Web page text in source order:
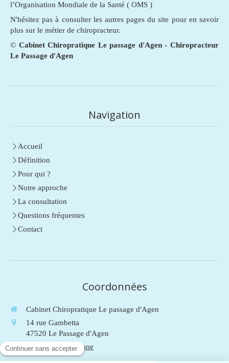
l’Organisation Mondiale de la Santé ( OMS )
N'hésitez pas à consulter les autres pages du site pour en savoir
plus sur le métier de chiropracteur.
© Cabinet Chiropratique Le passage d'Agen - Chiropracteur
Le Passage d'Agen
Navigation
Accueil
Définition
Pour qui ?
Notre approche
La consultation
Questions fréquentes
Contact
Coordonnées
Cabinet Chiropratique Le passage d'Agen
14 rue Gambetta
47520 Le Passage d'Agen
Afficher le téléphone